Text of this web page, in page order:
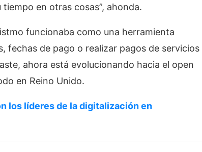
en otras cosas”, ahonda.
funcionaba como una herramienta
fechas de pago o realizar pagos de servicios
ahora está evolucionando hacia el open
en Reino Unido.
los líderes de la digitalización en